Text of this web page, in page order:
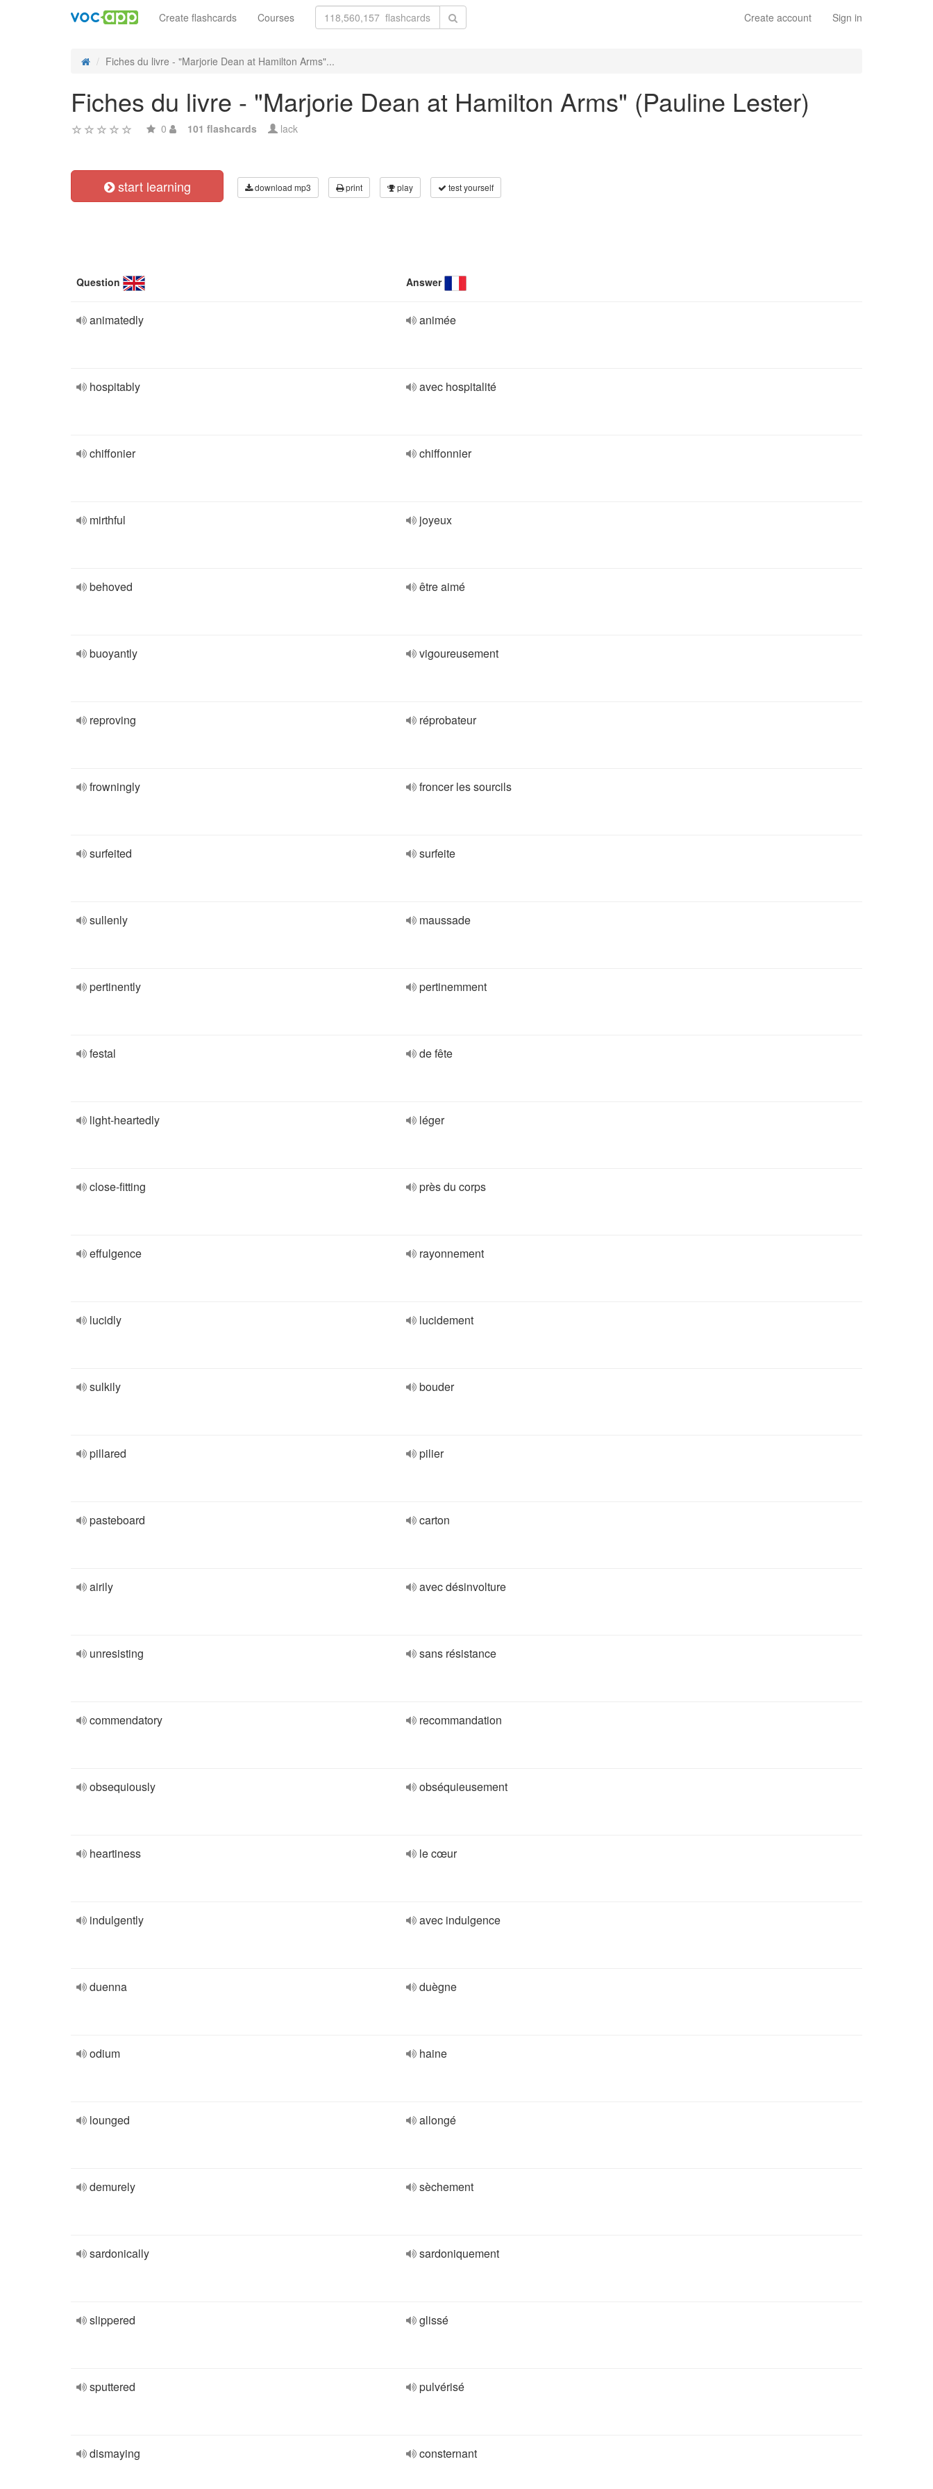
Create account Sign in
Create flashcards Courses
Fiches du livre - "Marjorie Dean at Hamilton Arms"...
Fiches du livre - "Marjorie Dean at Hamilton Arms" (Pauline Lester)
0 101 flashcards lack
start learning download mp3 print play test yourself
Question Answer
animatedly animée
hospitably avec hospitalité
chiffonier chiffonnier
mirthful joyeux
behoved être aimé
buoyantly vigoureusement
reproving réprobateur
frowningly froncer les sourcils
surfeited surfeite
sullenly maussade
pertinently pertinemment
festal de fête
light-heartedly léger
close-fitting près du corps
effulgence rayonnement
lucidly lucidement
sulkily bouder
pillared pilier
pasteboard carton
airily avec désinvolture
unresisting sans résistance
commendatory recommandation
obsequiously obséquieusement
heartiness le cœur
indulgently avec indulgence
duenna duègne
odium haine
lounged allongé
demurely sèchement
sardonically sardoniquement
slippered glissé
sputtered pulvérisé
dismaying consternant